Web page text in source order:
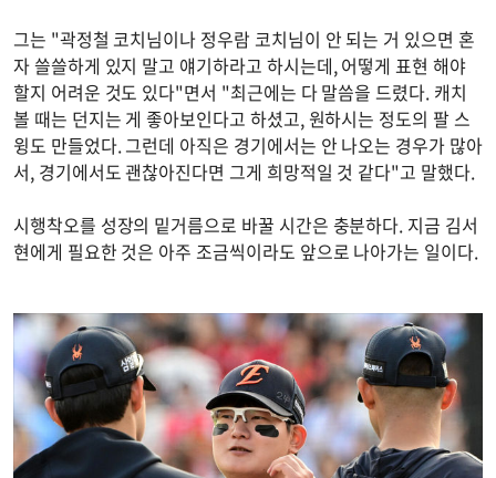
그는 "곽정철 코치님이나 정우람 코치님이 안 되는 거 있으면 혼
자 쓸쓸하게 있지 말고 얘기하라고 하시는데, 어떻게 표현 해야
할지 어려운 것도 있다"면서 "최근에는 다 말씀을 드렸다. 캐치
볼 때는 던지는 게 좋아보인다고 하셨고, 원하시는 정도의 팔 스
윙도 만들었다. 그런데 아직은 경기에서는 안 나오는 경우가 많아
서, 경기에서도 괜찮아진다면 그게 희망적일 것 같다"고 말했다.
시행착오를 성장의 밑거름으로 바꿀 시간은 충분하다. 지금 김서
현에게 필요한 것은 아주 조금씩이라도 앞으로 나아가는 일이다.